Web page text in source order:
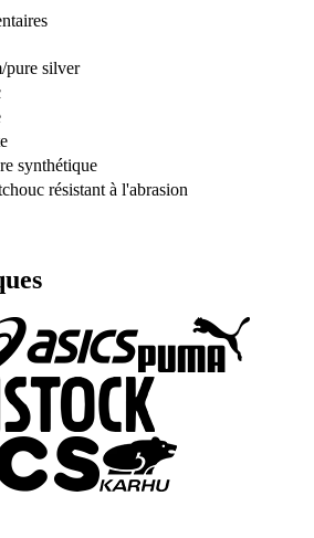
pure silver
synthétique
résistant à l'abrasion